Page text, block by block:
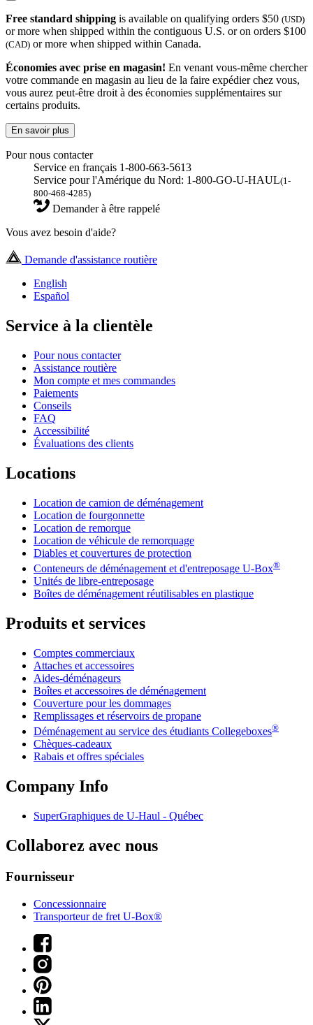
Free standard shipping is available on qualifying orders $50 (USD)
or more when shipped within the contiguous U.S. or on orders $100
(CAD) or more when shipped within Canada.
Économies avec prise en magasin! En venant vous-même chercher
votre commande en magasin au lieu de la faire expédier chez vous,
vous aurez peut-être droit à des économies supplémentaires sur
certains produits.
En savoir plus
Pour nous contacter
Service en français 1-800-663-5613
Service pour l'Amérique du Nord: 1-800-GO-U-HAUL(1-
800-468-4285)
Demander à être rappelé
Vous avez besoin d'aide?
Demande d'assistance routière
English
Español
Service à la clientèle
Pour nous contacter
Assistance routière
Mon compte et mes commandes
Paiements
Conseils
FAQ
Accessibilité
Évaluations des clients
Locations
Location de camion de déménagement
Location de fourgonnette
Location de remorque
Location de véhicule de remorquage
Diables et couvertures de protection
Conteneurs de déménagement et d'entreposage U-Box®
Unités de libre-entreposage
Boîtes de déménagement réutilisables en plastique
Produits et services
Comptes commerciaux
Attaches et accessoires
Aides-déménageurs
Boîtes et accessoires de déménagement
Couverture pour les dommages
Remplissages et réservoirs de propane
Déménagement au service des étudiants Collegeboxes®
Chèques-cadeaux
Rabais et offres spéciales
Company Info
SuperGraphiques de U-Haul - Québec
Collaborez avec nous
Fournisseur
Concessionnaire
Transporteur de fret U-Box®